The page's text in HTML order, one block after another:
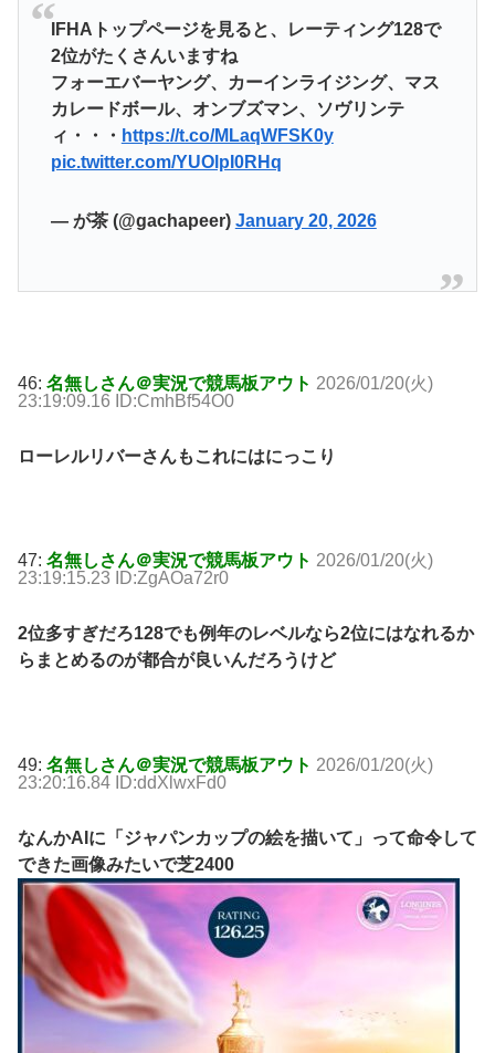
IFHAトップページを見ると、レーティング128で
2位がたくさんいますね
フォーエバーヤング、カーインライジング、マス
カレードボール、オンブズマン、ソヴリンテ
ィ・・・ https://t.co/MLaqWFSK0y
pic.twitter.com/YUOlpI0RHq
— が茶 (@gachapeer) January 20, 2026
46: 名無しさん＠実況で競馬板アウト 2026/01/20(火)
23:19:09.16 ID:CmhBf54O0
ローレルリバーさんもこれにはにっこり
47: 名無しさん＠実況で競馬板アウト 2026/01/20(火)
23:19:15.23 ID:ZgAOa72r0
2位多すぎだろ128でも例年のレベルなら2位にはなれるか
らまとめるのが都合が良いんだろうけど
49: 名無しさん＠実況で競馬板アウト 2026/01/20(火)
23:20:16.84 ID:ddXlwxFd0
なんかAIに「ジャパンカップの絵を描いて」って命令して
できた画像みたいで芝2400